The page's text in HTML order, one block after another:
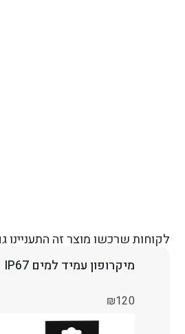
לקוחות שרכשו מוצר זה התעניינו
מיקרופון עמיד למים IP67
₪120